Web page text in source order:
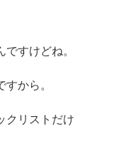
すけどね。
から。
クリストだけ